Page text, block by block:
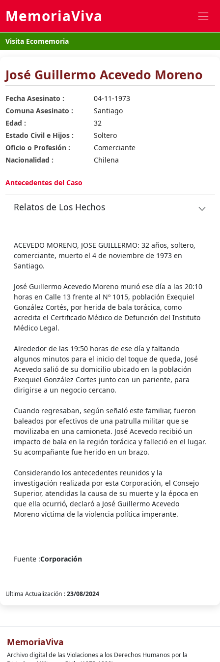
MemoriaViva
Visita Ecomemoria
José Guillermo Acevedo Moreno
Fecha Asesinato :
04-11-1973
Comuna Asesinato :
Santiago
Edad :
32
Estado Civil e Hijos :
Soltero
Oficio o Profesión :
Comerciante
Nacionalidad :
Chilena
Antecedentes del Caso
Relatos de Los Hechos
ACEVEDO MORENO, JOSE GUILLERMO: 32 años, soltero,
comerciante, muerto el 4 de noviembre de 1973 en
Santiago.
José Guillermo Acevedo Moreno murió ese día a las 20:10
horas en Calle 13 frente al Nº 1015, población Exequiel
González Cortés, por herida de bala torácica, como
acredita el Certificado Médico de Defunción del Instituto
Médico Legal.
Alrededor de las 19:50 horas de ese día y faltando
algunos minutos para el inicio del toque de queda, José
Acevedo salió de su domicilio ubicado en la población
Exequiel González Cortes junto con un pariente, para
dirigirse a un negocio cercano.
Cuando regresaban, según señaló este familiar, fueron
baleados por efectivos de una patrulla militar que se
movilizaba en una camioneta. José Acevedo recibió un
impacto de bala en la región torácica y falleció en el lugar.
Su acompañante fue herido en un brazo.
Considerando los antecedentes reunidos y la
investigación realizada por esta Corporación, el Consejo
Superior, atendidas la causa de su muerte y la época en
que ella ocurrió, declaró a José Guillermo Acevedo
Moreno víctima de la violencia política imperante.
Fuente :Corporación
Ultima Actualización :23/08/2024
MemoriaViva
Archivo digital de las Violaciones a los Derechos Humanos por la